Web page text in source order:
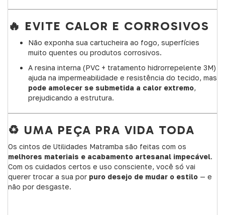
🔥 EVITE CALOR E CORROSIVOS
Não exponha sua cartucheira ao fogo, superfícies
muito quentes ou produtos corrosivos.
A resina interna (PVC + tratamento hidrorrepelente 3M)
ajuda na impermeabilidade e resistência do tecido, mas
pode amolecer se submetida a calor extremo,
prejudicando a estrutura.
♻️ UMA PEÇA PRA VIDA TODA
Os cintos de Utilidades Matramba são feitas com os
melhores materiais e acabamento artesanal impecável.
Com os cuidados certos e uso consciente, você só vai
querer trocar a sua por puro desejo de mudar o estilo — e
não por desgaste.